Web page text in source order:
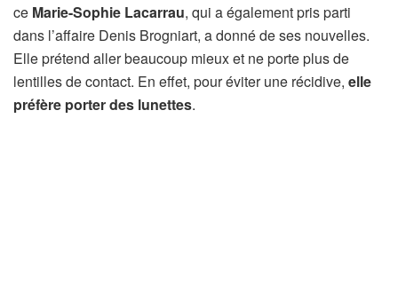
ce Marie-Sophie Lacarrau, qui a également pris parti
dans l’affaire Denis Brogniart, a donné de ses nouvelles.
Elle prétend aller beaucoup mieux et ne porte plus de
lentilles de contact. En effet, pour éviter une récidive, elle
préfère porter des lunettes.